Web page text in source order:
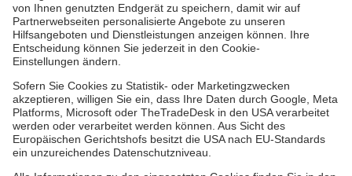
Jobs & Ehrenamt
Freiwilligendienst
Spendenprojekte
Johanniter-Jugend
Einrichtungen